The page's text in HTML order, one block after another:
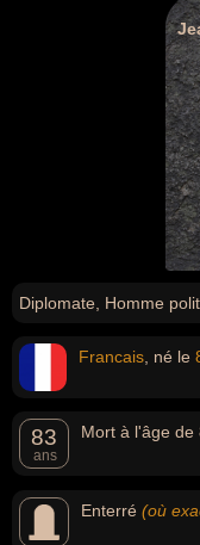
Diplomate, Homme
Francais , né le
83
ans
Mort à l'âge de
Enterré (où